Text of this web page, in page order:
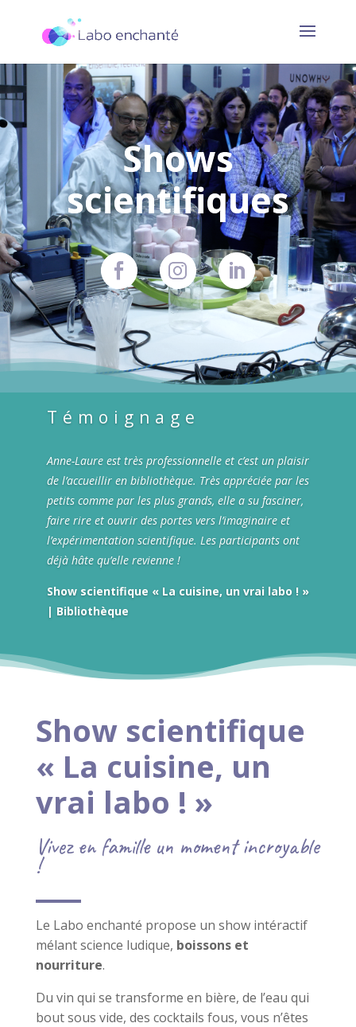
Shows
scientifiques
Témoignage
Anne-Laure est très professionnelle et c’est un plaisir
de l’accueillir en bibliothèque. Très appréciée par les
petits comme par les plus grands, elle a su fasciner,
faire rire et ouvrir des portes vers l’imaginaire et
l’expérimentation scientifique. Les participants ont
déjà hâte qu’elle revienne !
Show scientifique « La cuisine, un vrai labo ! »
| Bibliothèque
Show scientifique
« La cuisine, un
vrai labo ! »
Vivez en famille un moment incroyable
!
Le Labo enchanté propose un show intéractif
mélant science ludique, boissons et
nourriture.
Du vin qui se transforme en bière, de l’eau qui
bout sous vide, des cocktails fous, vous n’êtes